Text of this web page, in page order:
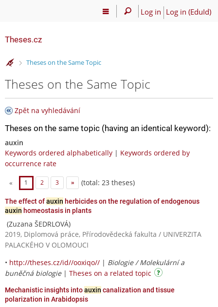
Log in Log in (EduId)
Theses.cz
>
Theses on the Same Topic
Theses on the Same Topic
Zpět na vyhledávání
Theses on the same topic (having an identical keyword):
auxin
Keywords ordered alphabetically | Keywords ordered by
occurrence rate
« 1 2 3 » (total: 23 theses)
The effect ofauxin herbicides on the regulation of endogenous
auxin homeostasis in plants
(Zuzana ŠEDRLOVÁ)
2019, Diplomová práce, Přírodovědecká fakulta / UNIVERZITA
PALACKÉHO V OLOMOUCI
• http://theses.cz/id//ooxiqo// | Biologie / Molekulární a
buněčná biologie| Theses on a related topic
Mechanistic insights intoauxin canalization and tissue
polarization in Arabidopsis